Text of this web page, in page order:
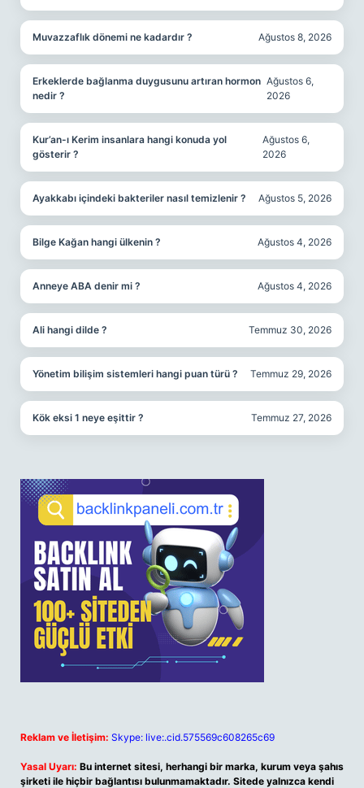
Muvazzaflık dönemi ne kadardır ? Ağustos 8, 2026
Erkeklerde bağlanma duygusunu artıran hormon
nedir ?
Ağustos 6,
2026
Kur’an-ı Kerim insanlara hangi konuda yol
gösterir ?
Ağustos 6,
2026
Ayakkabı içindeki bakteriler nasıl temizlenir ? Ağustos 5, 2026
Bilge Kağan hangi ülkenin ? Ağustos 4, 2026
Anneye ABA denir mi ? Ağustos 4, 2026
Ali hangi dilde ? Temmuz 30, 2026
Yönetim bilişim sistemleri hangi puan türü ? Temmuz 29, 2026
Kök eksi 1 neye eşittir ? Temmuz 27, 2026
Reklam ve İletişim: Skype: live:.cid.575569c608265c69
Yasal Uyarı: Bu internet sitesi, herhangi bir marka, kurum veya şahıs
şirketi ile hiçbir bağlantısı bulunmamaktadır. Sitede yalnızca kendi